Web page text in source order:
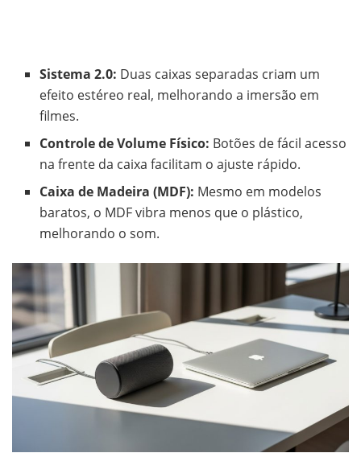
Sistema 2.0: Duas caixas separadas criam um
efeito estéreo real, melhorando a imersão em
filmes.
Controle de Volume Físico: Botões de fácil acesso
na frente da caixa facilitam o ajuste rápido.
Caixa de Madeira (MDF): Mesmo em modelos
baratos, o MDF vibra menos que o plástico,
melhorando o som.